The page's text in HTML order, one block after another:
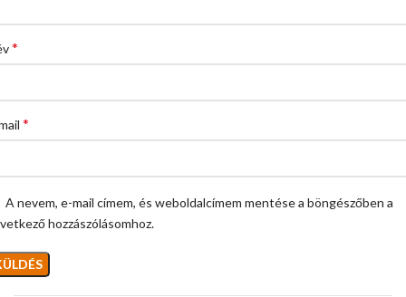
*
*
A nevem, e-mail címem, és weboldalcímem mentése a böngészőben a
hozzászólásomhoz.